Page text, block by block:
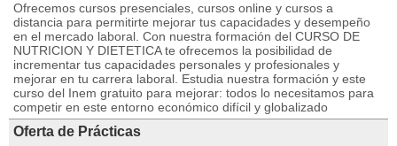
Ofrecemos cursos presenciales, cursos online y cursos a
distancia para permitirte mejorar tus capacidades y desempeño
en el mercado laboral. Con nuestra formación del CURSO DE
NUTRICION Y DIETETICA te ofrecemos la posibilidad de
incrementar tus capacidades personales y profesionales y
mejorar en tu carrera laboral. Estudia nuestra formación y este
curso del Inem gratuito para mejorar: todos lo necesitamos para
competir en este entorno económico difícil y globalizado
Oferta de Prácticas